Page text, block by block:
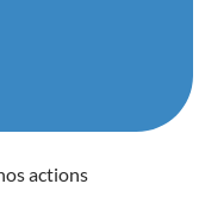
actions